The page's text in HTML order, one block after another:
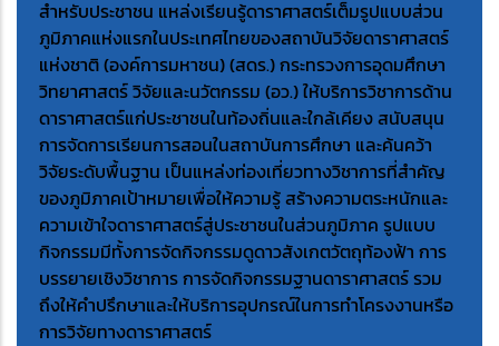
สำหรับประชาชน แหล่งเรียนรู้ดาราศาสตร์เต็มรูปแบบส่วน
ภูมิภาคแห่งแรกในประเทศไทยของสถาบันวิจัยดาราศาสตร์
แห่งชาติ (องค์การมหาชน) (สดร.) กระทรวงการอุดมศึกษา
วิทยาศาสตร์ วิจัยและนวัตกรรม (อว.) ให้บริการวิชาการด้าน
ดาราศาสตร์แก่ประชาชนในท้องถิ่นและใกล้เคียง สนับสนุน
การจัดการเรียนการสอนในสถาบันการศึกษา และค้นคว้า
วิจัยระดับพื้นฐาน เป็นแหล่งท่องเที่ยวทางวิชาการที่สำคัญ
ของภูมิภาคเป้าหมายเพื่อให้ความรู้ สร้างความตระหนักและ
ความเข้าใจดาราศาสตร์สู่ประชาชนในส่วนภูมิภาค รูปแบบ
กิจกรรมมีทั้งการจัดกิจกรรมดูดาวสังเกตวัตถุท้องฟ้า การ
บรรยายเชิงวิชาการ การจัดกิจกรรมฐานดาราศาสตร์ รวม
ถึงให้คำปรึกษาและให้บริการอุปกรณ์ในการทำโครงงานหรือ
การวิจัยทางดาราศาสตร์